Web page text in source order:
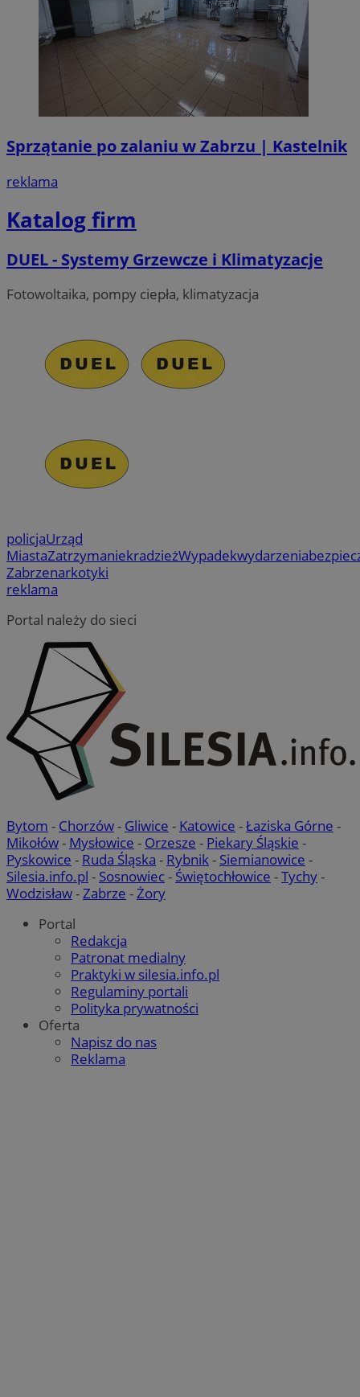
Sprzątanie po zalaniu w Zabrzu | Kastelnik
reklama
Katalog firm
DUEL - Systemy Grzewcze i Klimatyzacje
Fotowoltaika, pompy ciepła, klimatyzacja
policjaUrząd
MiastaZatrzymaniekradzieżWypadekwydarzenia
Zabrzenarkotyki
reklama
Portal należy do sieci
Bytom - Chorzów- Gliwice - Katowice -Łaziska Górne -
Mikołów- Mysłowice - Orzesze - Piekary Śląskie -
Pyskowice - Ruda Śląska - Rybnik- Siemianowice -
Silesia.info.pl - Sosnowiec- Świętochłowice -Tychy-
Wodzisław-Zabrze -Żory
Portal
Redakcja
Patronat medialny
Praktyki w silesia.info.pl
Regulaminy portali
Polityka prywatności
Oferta
Napisz do nas
Reklama